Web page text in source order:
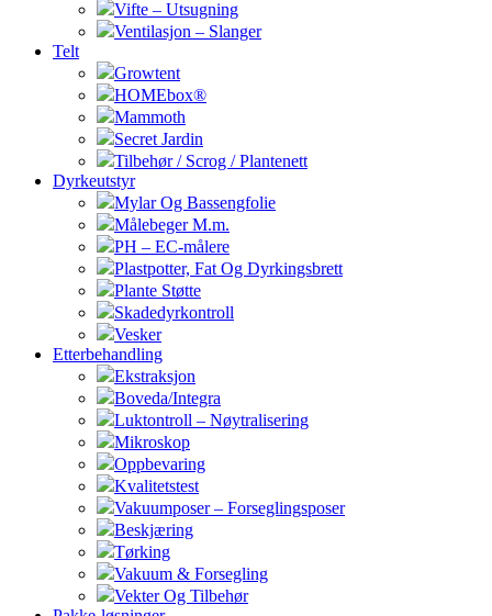
Vifte – Utsugning
Ventilasjon – Slanger
Telt
Growtent
HOMEbox®
Mammoth
Secret Jardin
Tilbehør / Scrog / Plantenett
Dyrkeutstyr
Mylar Og Bassengfolie
Målebeger M.m.
PH – EC-målere
Plastpotter, Fat Og Dyrkingsbrett
Plante Støtte
Skadedyrkontroll
Vesker
Etterbehandling
Ekstraksjon
Boveda/Integra
Luktontroll – Nøytralisering
Mikroskop
Oppbevaring
Kvalitetstest
Vakuumposer – Forseglingsposer
Beskjæring
Tørking
Vakuum & Forsegling
Vekter Og Tilbehør